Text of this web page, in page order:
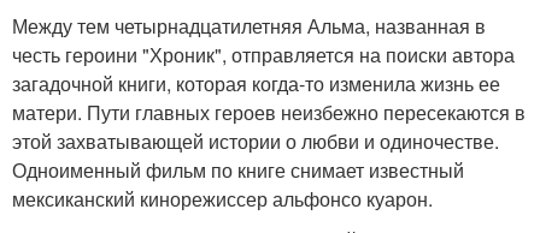
Между тем четырнадцатилетняя Альма, названная в
честь героини "Хроник", отправляется на поиски автора
загадочной книги, которая когда-то изменила жизнь ее
матери. Пути главных героев неизбежно пересекаются в
этой захватывающей истории о любви и одиночестве.
Одноименный фильм по книге снимает известный
мексиканский кинорежиссер альфонсо куарон.